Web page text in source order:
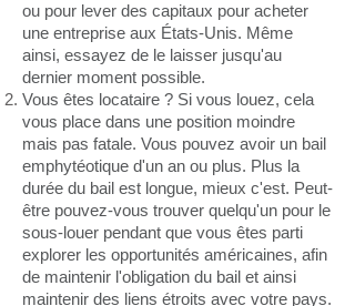
ou pour lever des capitaux pour acheter
une entreprise aux États-Unis. Même
ainsi, essayez de le laisser jusqu'au
dernier moment possible.
Vous êtes locataire ? Si vous louez, cela
vous place dans une position moindre
mais pas fatale. Vous pouvez avoir un bail
emphytéotique d'un an ou plus. Plus la
durée du bail est longue, mieux c'est. Peut-
être pouvez-vous trouver quelqu'un pour le
sous-louer pendant que vous êtes parti
explorer les opportunités américaines, afin
de maintenir l'obligation du bail et ainsi
maintenir des liens étroits avec votre pays.